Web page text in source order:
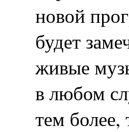
новой
будет
живые
в любом
тем более,